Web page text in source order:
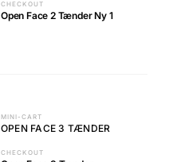
CHECKOUT
Open Face 2 Tænder Ny 1
MINI-CART
OPEN FACE 3 TÆNDER
CHECKOUT